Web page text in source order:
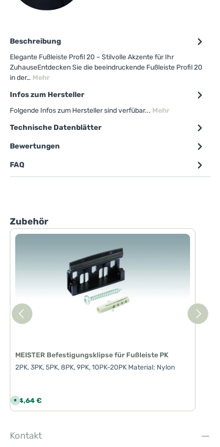
Beschreibung
Elegante Fußleiste Profil 20 – Stilvolle Akzente für Ihr
ZuhauseEntdecken Sie die beeindruckende Fußleiste Profil 20
in der… Mehr
Infos zum Hersteller
Folgende Infos zum Hersteller sind verfübar... Mehr
Technische Datenblätter
Bewertungen
FAQ
Produktgalerie überspringen
Zubehör
MEISTER Befestigungsklipse für Fußleiste PK
2PK, 3PK, 5PK, 8PK, 9PK, 10PK-20PK Material: Nylon
Regulärer Preis:
S
o
f
v
14,64 €
Kontakt